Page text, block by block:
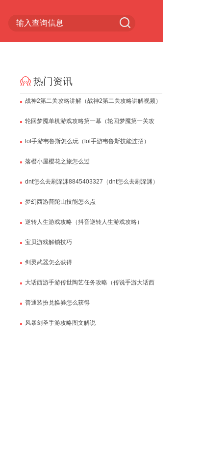
小游戏专区
热门资讯
战神2第二关攻略讲解（战神2第二关攻略讲解视频）
轮回梦魇单机游戏攻略第一幕（轮回梦魇第一关攻
lol手游韦鲁斯怎么玩（lol手游韦鲁斯技能连招）
落樱小屋樱花之旅怎么过
dnf怎么去刷深渊8845403327（dnf怎么去刷深渊）
梦幻西游普陀山技能怎么点
逆转人生游戏攻略（抖音逆转人生游戏攻略）
宝贝游戏解锁技巧
剑灵武器怎么获得
大话西游手游传世陶艺任务攻略（传说手游大话西
普通装扮兑换券怎么获得
风暴剑圣手游攻略图文解说